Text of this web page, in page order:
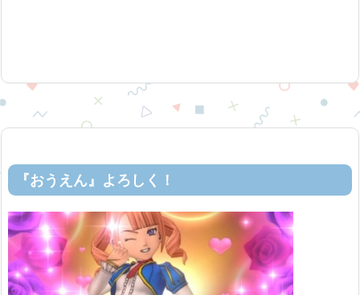
『おうえん』よろしく！